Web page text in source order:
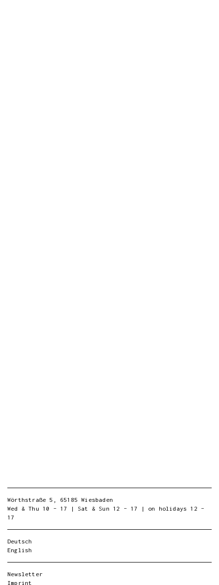
Wörthstraße 5, 65185 Wiesbaden
Wed & Thu 10 – 17 | Sat & Sun 12 – 17 | on holidays 12 –
17
Deutsch
English
Newsletter
Imprint